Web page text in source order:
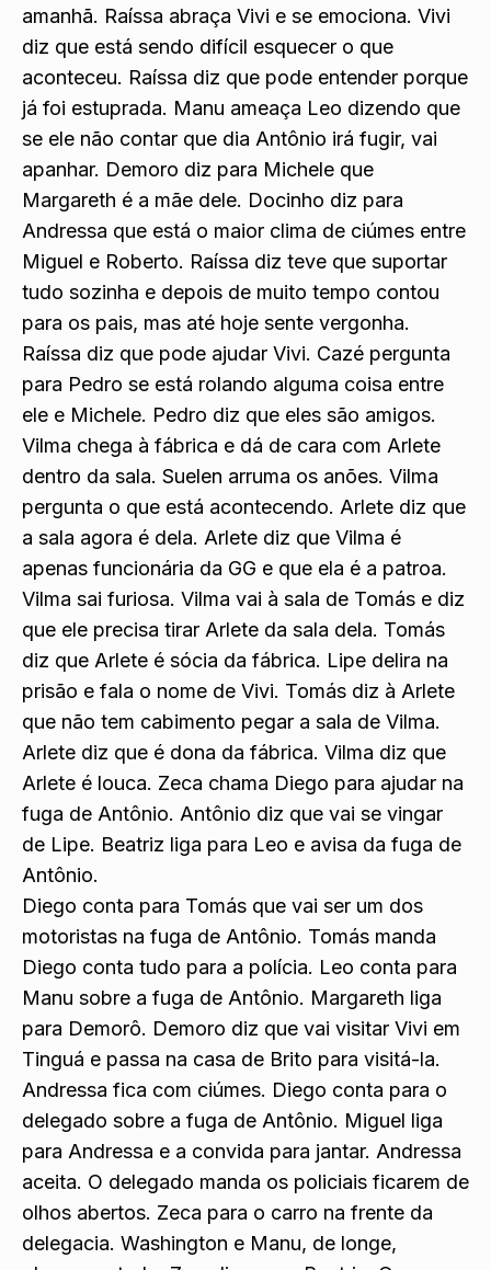
para Demoro que Vivi vai pegar um exame
amanhã. Raíssa abraça Vivi e se emociona. Vivi
diz que está sendo difícil esquecer o que
aconteceu. Raíssa diz que pode entender porque
já foi estuprada. Manu ameaça Leo dizendo que
se ele não contar que dia Antônio irá fugir, vai
apanhar. Demoro diz para Michele que
Margareth é a mãe dele. Docinho diz para
Andressa que está o maior clima de ciúmes entre
Miguel e Roberto. Raíssa diz teve que suportar
tudo sozinha e depois de muito tempo contou
para os pais, mas até hoje sente vergonha.
Raíssa diz que pode ajudar Vivi. Cazé pergunta
para Pedro se está rolando alguma coisa entre
ele e Michele. Pedro diz que eles são amigos.
Vilma chega à fábrica e dá de cara com Arlete
dentro da sala. Suelen arruma os anões. Vilma
pergunta o que está acontecendo. Arlete diz que
a sala agora é dela. Arlete diz que Vilma é
apenas funcionária da GG e que ela é a patroa.
Vilma sai furiosa. Vilma vai à sala de Tomás e diz
que ele precisa tirar Arlete da sala dela. Tomás
diz que Arlete é sócia da fábrica. Lipe delira na
prisão e fala o nome de Vivi. Tomás diz à Arlete
que não tem cabimento pegar a sala de Vilma.
Arlete diz que é dona da fábrica. Vilma diz que
Arlete é louca. Zeca chama Diego para ajudar na
fuga de Antônio. Antônio diz que vai se vingar
de Lipe. Beatriz liga para Leo e avisa da fuga de
Antônio.
Diego conta para Tomás que vai ser um dos
motoristas na fuga de Antônio. Tomás manda
Diego conta tudo para a polícia. Leo conta para
Manu sobre a fuga de Antônio. Margareth liga
para Demorô. Demoro diz que vai visitar Vivi em
Tinguá e passa na casa de Brito para visitá-la.
Andressa fica com ciúmes. Diego conta para o
delegado sobre a fuga de Antônio. Miguel liga
para Andressa e a convida para jantar. Andressa
aceita. O delegado manda os policiais ficarem de
olhos abertos. Zeca para o carro na frente da